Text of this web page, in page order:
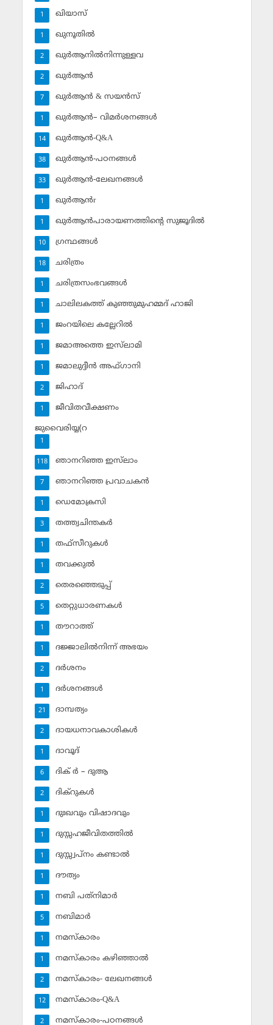
ഖിയാസ്
1
ഖുനൂതില്‍
1
ഖുര്‍ആനില്‍നിന്നുള്ളവ
2
ഖുര്‍ആന്‍
2
ഖുര്‍ആന്‍ & സയന്‍സ്‌
7
ഖുര്‍ആന്‍– വിമര്‍ശനങ്ങള്‍
1
ഖുര്‍ആന്‍-Q&A
14
ഖുര്‍ആന്‍-പഠനങ്ങള്‍
38
ഖുര്‍ആന്‍-ലേഖനങ്ങള്‍
33
ഖുര്‍ആന്‍r
1
ഖുര്‍ആന്‍പാരായണത്തിന്റെ സുജൂദില്‍
1
ഗ്രന്ഥങ്ങള്‍
10
ചരിത്രം
18
ചരിത്രസംഭവങ്ങള്‍
1
ചാലിലകത്ത് കുഞ്ഞുമുഹമ്മദ് ഹാജി
1
ജംറയിലെ കല്ലേറില്‍
1
ജമാഅത്തെ ഇസ്‌ലാമി
1
ജമാലുദ്ദീന്‍ അഫ്ഗാനി
1
ജിഹാദ്‌
2
ജീവിതവീക്ഷണം
1
ജുവൈരിയ്യ(റ
1
ഞാനറിഞ്ഞ ഇസ്‌ലാം
118
ഞാനറിഞ്ഞ പ്രവാചകന്‍
7
ഡെമോക്രസി
1
തത്ത്വചിന്തകര്‍
3
തഫ്‌സീറുകള്‍
1
തവക്കുല്‍
1
തെരഞ്ഞെടുപ്പ്
2
തെറ്റുധാരണകള്‍
5
തൗറാത്ത്
1
ദജ്ജാലില്‍നിന്ന് അഭയം
1
ദര്‍ശനം
2
ദര്‍ശനങ്ങള്‍
1
ദാമ്പത്യം
21
ദായധനാവകാശികള്‍
2
ദാവൂദ്‌
1
ദിക് ര്‍ – ദുആ
6
ദിക്‌റുകള്‍
2
ദുഃഖവും വിഷാദവും
1
ദുസ്സഹജീവിതത്തില്‍
1
ദുസ്സ്വപ്‌നം കണ്ടാല്‍
1
ദൗത്യം
1
നബി പത്‌നിമാര്‍
1
നബിമാര്‍
5
നമസ്‌കാരം
1
നമസ്‌കാരം കഴിഞ്ഞാല്‍
1
നമസ്‌കാരം- ലേഖനങ്ങള്‍
2
നമസ്‌കാരം-Q&A
12
നമസ്‌കാരം-പഠനങ്ങള്‍
2